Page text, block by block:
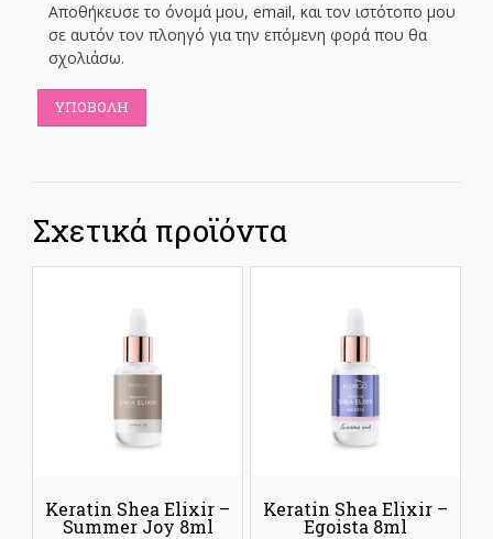
Αποθήκευσε το όνομά μου, email, και τον ιστότοπο μου
σε αυτόν τον πλοηγό για την επόμενη φορά που θα
σχολιάσω.
Σχετικά προϊόντα
Keratin Shea Elixir –
Summer Joy 8ml
Keratin Shea Elixir –
Egoista 8ml